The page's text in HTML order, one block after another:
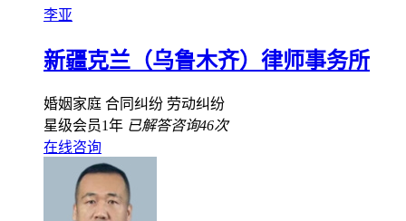
李亚
新疆克兰（乌鲁木齐）律师事务所
婚姻家庭 合同纠纷 劳动纠纷
星级会员1年 已解答咨询46次
在线咨询